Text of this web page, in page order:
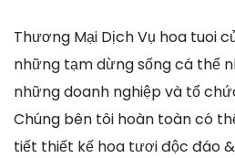
Thương Mại Dịch Vụ hoa tuoi
những tạm dừng sống cá thể
những doanh nghiệp và tổ
Chúng bên tôi hoàn toàn có
tiết thiết kế hoa tươi độc đáo